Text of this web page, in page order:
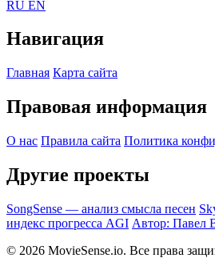
RU EN
Навигация
Главная Карта сайта
Правовая информация
О нас Правила сайта Политика
Другие проекты
SongSense — анализ смысла песен
индекс прогресса AGI Автор: Павел
© 2026 MovieSense.io. Все права